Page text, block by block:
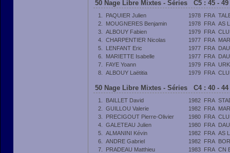
50 Nage Libre Mixtes - Séries C5 : 45 -
1. PAQUIER Julien 1978 FRA
2.
MOUGNERES Benjamin 1978 FRA AS
3.
ALBOUY Fabien 1979 FRA
4.
CHARPENTIER Nicolas 1977 FRA
5.
LENFANT Eric 1977 FRA
6.
MARIETTE Isabelle 1977 FRA
7.
FAYE Yoann 1979 FRA
8.
ALBOUY Laëtitia 1979 FRA
50 Nage Libre Mixtes - Séries C4 : 40 -
1. BAILLET David 1982 FRA
2.
GUILLOU Valerie 1982 FRA
3.
PRECIGOUT Pierre-Olivier 1980 FRA
4.
GALETEAU Julien 1980 FRA
5.
ALMANINI Kévin 1982 FRA AS
6.
ANDRE Gabriel 1982 FRA
7.
PRADEAU Matthieu 1983 FRA CN